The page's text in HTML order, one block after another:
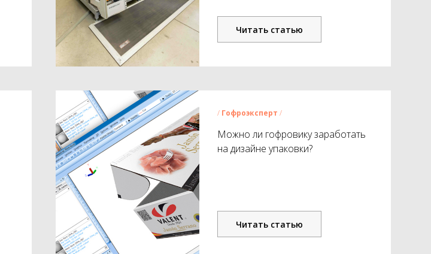
Читать статью
/ Гофроэксперт /
Можно ли гофровику заработать
на дизайне упаковки?
Читать статью